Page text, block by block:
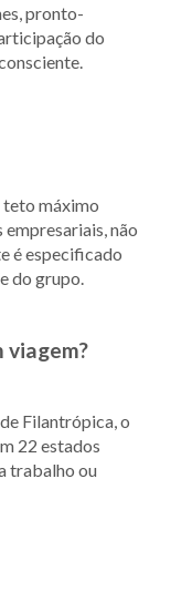
pronto-
do
teto máximo
não
é especificado
do grupo.
viagem?
Filantrópica, o
22 estados
trabalho ou